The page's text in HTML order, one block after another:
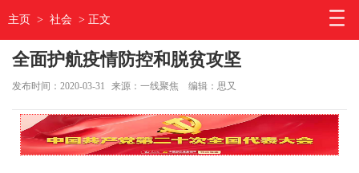
主页 > 社会 > 正文
全面护航疫情防控和脱贫攻坚
发布时间：2020-03-31 来源：一线聚焦 编辑：思又